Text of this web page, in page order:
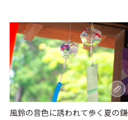
風鈴の音色に誘われて歩く夏の鎌